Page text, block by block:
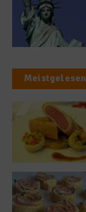
Meistgelesen